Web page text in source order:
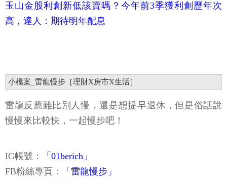
玉山金股利創新低該賣嗎？今年前3季獲利創歷年次
高，達人：期待明年配息
小檔案_雷龍慢步［理財X房市X生活］
雷龍反應雖比別人慢，還是想提早退休，但是俗話說
慢慢來比較快，一起慢步吧！
IG帳號：
「01berich」
FB粉絲專頁：
「雷龍慢步」